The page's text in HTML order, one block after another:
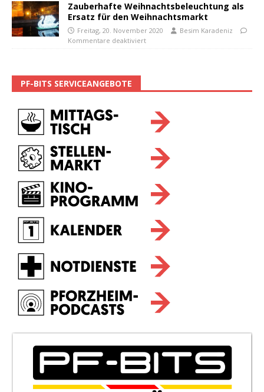
Zauberhafte Weihnachtsbeleuchtung als
Ersatz für den Weihnachtsmarkt
Freitag, 20. November 2020
Besim Karadeniz
Kommentare deaktiviert
PF-BITS SERVICEANGEBOTE